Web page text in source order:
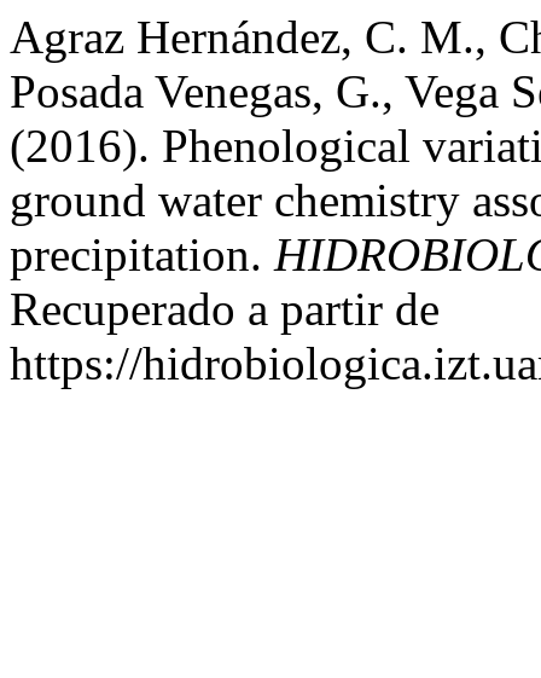
Agraz Hernández, C. M.,
Posada Venegas, G., Vega
(2016). Phenological
ground water chemistry
precipitation.
Recuperado a partir de
https://